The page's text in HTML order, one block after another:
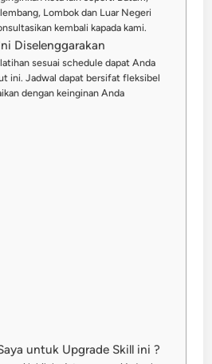
Lombok dan Luar Negeri
kembali kapada kami.
Diselenggarakan
sesuai schedule dapat Anda
ini. Jadwal dapat bersifat fleksibel
dengan keinginan Anda
untuk Upgrade Skill ini ?